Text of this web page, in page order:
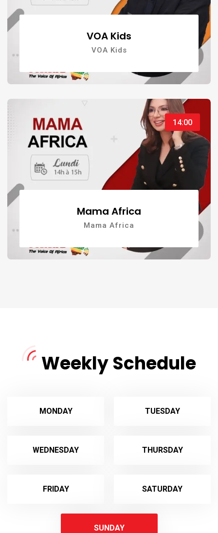
VOA Kids
VOA Kids
14:00
Mama Africa
Mama Africa
Weekly Schedule
MONDAY TUESDAY
WEDNESDAY THURSDAY
FRIDAY SATURDAY
SUNDAY